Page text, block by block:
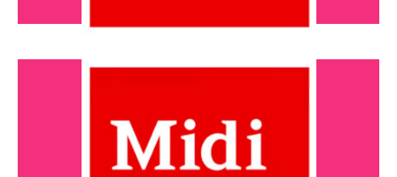
Le 21 à la hauteur de ses convictions